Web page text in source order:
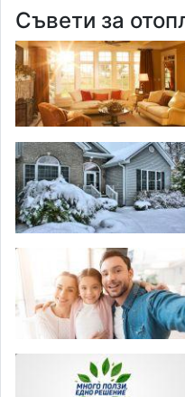
Съвети за